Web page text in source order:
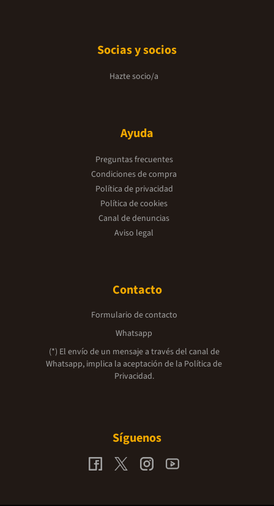
Socias y socios
Hazte socio/a
Ayuda
Preguntas frecuentes
Condiciones de compra
Política de privacidad
Política de cookies
Canal de denuncias
Aviso legal
Contacto
Formulario de contacto
Whatsapp
(*) El envío de un mensaje a través del canal de
Whatsapp, implica la aceptación de la Política de
Privacidad.
Síguenos